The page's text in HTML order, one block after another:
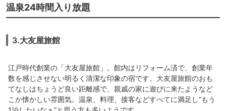
温泉24時間入り放題
3.大友屋旅館
江戸時代創業の「大友屋旅館」。館内はリフォーム済で、創業年
数を感じさせない明るく清潔な印象の宿です。大友屋旅館のおも
てなしはちょうど良い距離感で、親戚の家に遊びに来たようなど
こか懐かしい雰囲気。温泉、料理、接客などすべてに満足し“もう